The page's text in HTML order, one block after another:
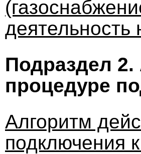
деятельность
Подраздел 2.
процедуре
Алгоритм
подключения